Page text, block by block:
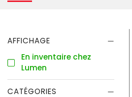
AFFICHAGE
En inventaire chez
Lumen
CATÉGORIES